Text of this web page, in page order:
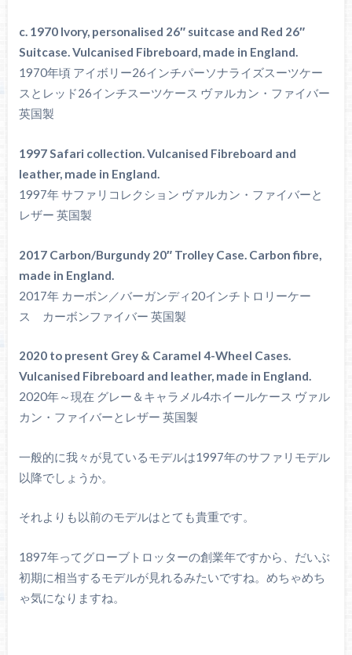
c. 1970 Ivory, personalised 26″ suitcase and Red 26″
Suitcase. Vulcanised Fibreboard, made in England.
1970年頃 アイボリー26インチパーソナライズスーツケー
スとレッド26インチスーツケース ヴァルカン・ファイバー
英国製
1997 Safari collection. Vulcanised Fibreboard and
leather, made in England.
1997年 サファリコレクション ヴァルカン・ファイバーと
レザー 英国製
2017 Carbon/Burgundy 20″ Trolley Case. Carbon fibre,
made in England.
2017年 カーボン／バーガンディ20インチトロリーケー
ス カーボンファイバー 英国製
2020 to present Grey & Caramel 4-Wheel Cases.
Vulcanised Fibreboard and leather, made in England.
2020年～現在 グレー＆キャラメル4ホイールケース ヴァル
カン・ファイバーとレザー 英国製
一般的に我々が見ているモデルは1997年のサファリモデル
以降でしょうか。
それよりも以前のモデルはとても貴重です。
1897年ってグローブトロッターの創業年ですから、だいぶ
初期に相当するモデルが見れるみたいですね。めちゃめち
ゃ気になりますね。